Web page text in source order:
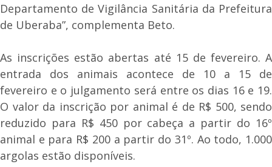
Departamento de Vigilância Sanitária da Prefeitura
de Uberaba”, complementa Beto.
As inscrições estão abertas até 15 de fevereiro. A
entrada dos animais acontece de 10 a 15 de
fevereiro e o julgamento será entre os dias 16 e 19.
O valor da inscrição por animal é de R$ 500, sendo
reduzido para R$ 450 por cabeça a partir do 16º
animal e para R$ 200 a partir do 31º. Ao todo, 1.000
argolas estão disponíveis.